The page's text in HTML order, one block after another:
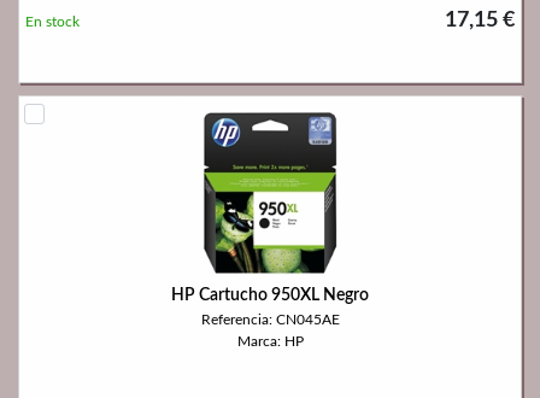
17,15 €
En stock
HP Cartucho 950XL Negro
Referencia: CN045AE
Marca: HP